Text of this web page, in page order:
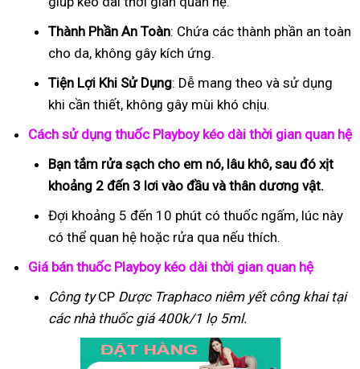
Thành Phần An Toàn: Chứa các thành phần an toàn
cho da, không gây kích ứng.
Tiện Lợi Khi Sử Dụng: Dễ mang theo và sử dụng
khi cần thiết, không gây mùi khó chịu.
Cách sử dụng thuốc Playboy kéo dài thời gian quan hệ
Bạn tắm rửa sạch cho em nó, lâu khô, sau đó xịt
khoảng 2 đến 3 lơi vào đầu và thân dương vật.
Đợi khoảng 5 đến 10 phút có thuốc ngấm, lúc này
có thể quan hệ hoặc rửa qua nếu thích.
Giá bán thuốc Playboy kéo dài thời gian quan hệ
Công tyCP Dược Traphaconiêm yết công khai tại
các nhà thuốc giá 400k/1 lọ 5ml.